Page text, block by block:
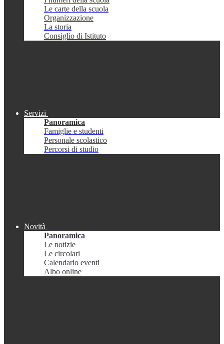
Le carte della scuola
Organizzazione
La storia
Consiglio di Istituto
Servizi
Panoramica
Famiglie e studenti
Personale scolastico
Percorsi di studio
Novità
Panoramica
Le notizie
Le circolari
Calendario eventi
Albo online